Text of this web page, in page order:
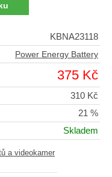
KBNA23118
Power Energy Battery
375 Kč
310 Kč
21 %
Skladem
a videokamer